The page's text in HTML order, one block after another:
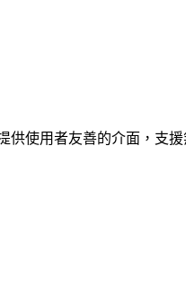
使用者友善的介面，支